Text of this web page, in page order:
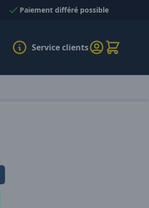
Paiement différé possible
Service clients